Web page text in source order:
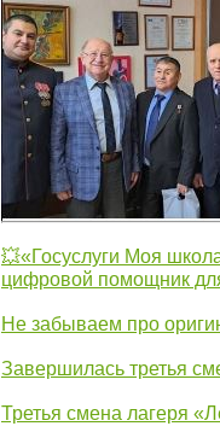
💥«Госуслуги Моя
цифровой помощник
Не забываем про
Завершилась третья
Третья смена лагеря